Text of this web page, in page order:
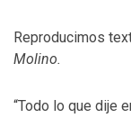
Reproducimos
Molino.
“Todo lo que dije